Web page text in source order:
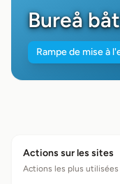
Bureå
Rampe de mise à
Actions sur les sites
Actions les plus